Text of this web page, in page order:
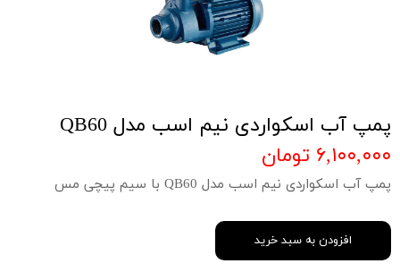
پمپ آب اسکواردی نیم اسب مدل QB60
۶,۱۰۰,۰۰۰ تومان
پمپ آب اسکواردی نیم اسب مدل QB60 با سیم پیچی مس
افزودن به سبد خرید